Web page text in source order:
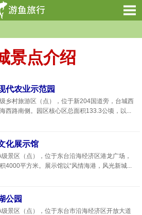
景点介绍
代农业示范园
乡村旅游区（点），位于新204国道旁，台城西
西路南侧。园区核心区总面积133.3公顷，以...
化展示馆
级景区（点），位于东台沿海经济区港龙广场，
4000平方米。展示馆以“风情海港，风光新城...
公园
级景区（点），位于东台市沿海经济区开放大道